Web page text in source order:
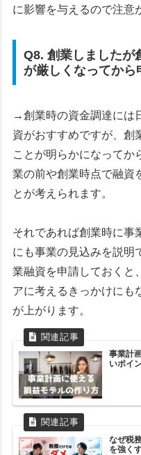
に影響を与えるので注意
Q8. 創業しましたが
が厳しくなってから
→創業時の資金調達には
資がおすすめですが、創
ことが明らかになってか
業の前や創業時点で融資
とが考えられます。
それであれば創業時に事
にも事業の見込みを説明
業融資を申請しておくと
アに考えるきっかけにも
が上がります。
事業計
いポイ
なぜ税
を強く